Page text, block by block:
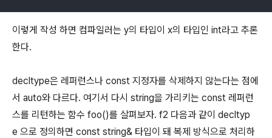
이렇게 작성 하면 컴파일러는 y의 타입이 x의 타입인 int라고 추론
한다.
decltype은 레퍼런스나 const 지정자를 삭제하지 않는다는 점에
서 auto와 다르다. 여기서 다시 string을 가리키는 const 레퍼런
스를 리턴하는 함수 foo()를 살펴보자. f2 다음과 같이 decltyp
e 으로 정의하면 const string& 타입이 돼 복제 방식으로 처리하